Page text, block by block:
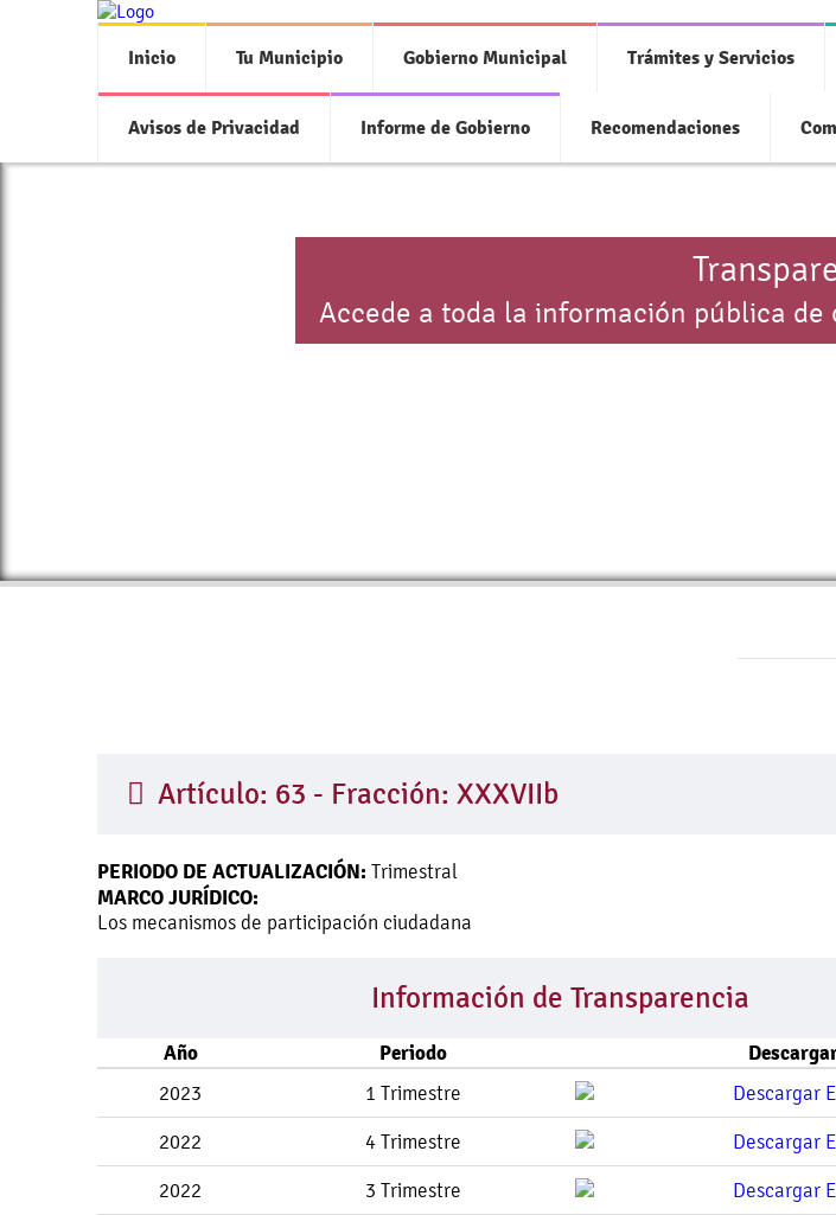
Inicio Tu Municipio Gobierno Municipal Trámites y Servicios
Avisos de Privacidad Informe de Gobierno Recomendaciones
Accede a toda la información pública
Artículo: 63 - Fracción: XXXVIIb
PERIODO DE ACTUALIZACIÓN: Trimestral
MARCO JURÍDICO:
Los mecanismos de participación ciudadana
Información de Transparencia
Año Periodo
2023 1 Trimestre
2022 4 Trimestre
2022 3 Trimestre